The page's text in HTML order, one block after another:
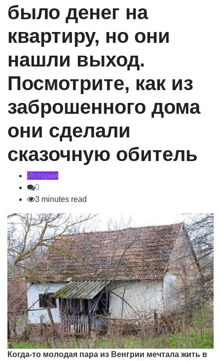
было денег на
квартиру, но они
нашли выход.
Посмотрите, как из
заброшенного дома
они сделали
сказочную обитель
Истории
0
3 minutes read
Когда-то молодая пара из Венгрии мечтала жить в